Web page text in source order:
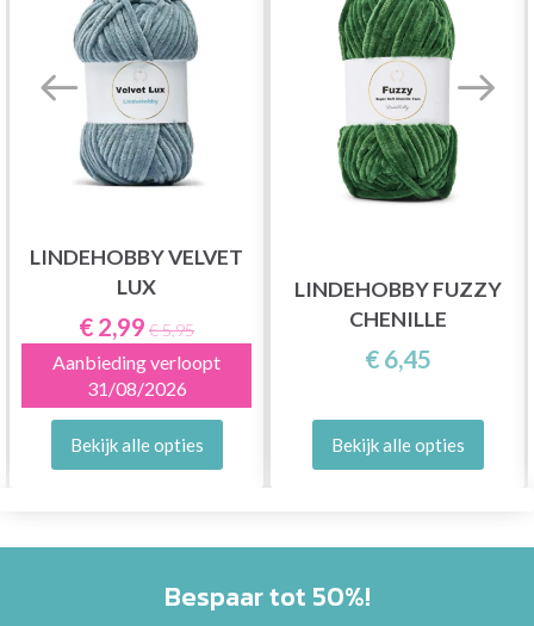
LINDEHOBBY VELVET
LUX
€ 2,99 € 5,95
Aanbieding verloopt
31/08/2026
Bekijk alle opties
LINDEHOBBY FUZZY
CHENILLE
€ 6,45
Bekijk alle opties
Bespaar tot 50%!